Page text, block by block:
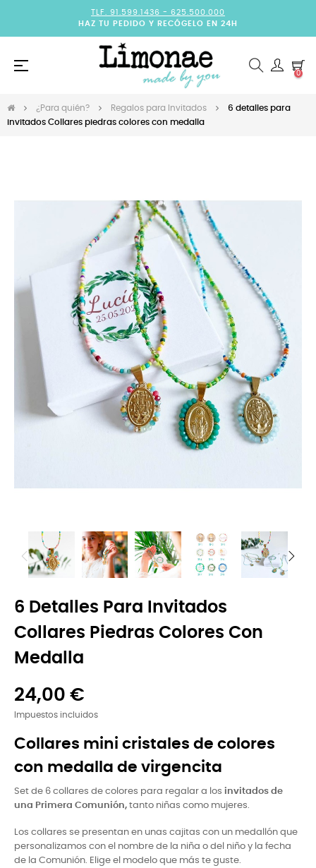
TLF. 91.599.1436 - 625.500.000
HAZ TU PEDIDO Y RECÓGELO EN 24H
Navegación
☰
0
¿Para quién? Regalos para Invitados
6 detalles para
invitados Collares piedras colores con medalla
6 Detalles Para Invitados
Collares Piedras Colores Con
Medalla
24,00 €
Impuestos incluidos
Collares mini cristales de colores
con medalla de virgencita
Set de 6 collares de colores para regalar a los invitados de
una Primera Comunión, tanto niñas como mujeres.
Los collares se presentan en unas cajitas con un medallón que
personalizamos con el nombre de la niña o del niño y la fecha
de la Comunión. Elige el modelo que más te guste.